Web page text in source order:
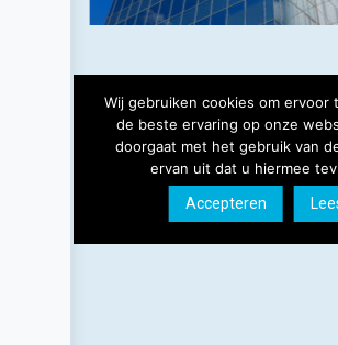
Copyright 2019 Ferry
Voorwaarden Ontwikkeld door
Wij gebruiken cookies om ervoor
de beste ervaring op onze
doorgaat met het gebruik van
ervan uit dat u hiermee
Accepteren